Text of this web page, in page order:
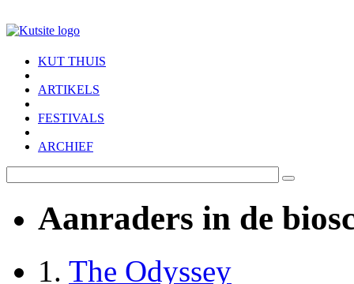
KUT THUIS
ARTIKELS
FESTIVALS
ARCHIEF
Aanraders in de
1. The Odyssey